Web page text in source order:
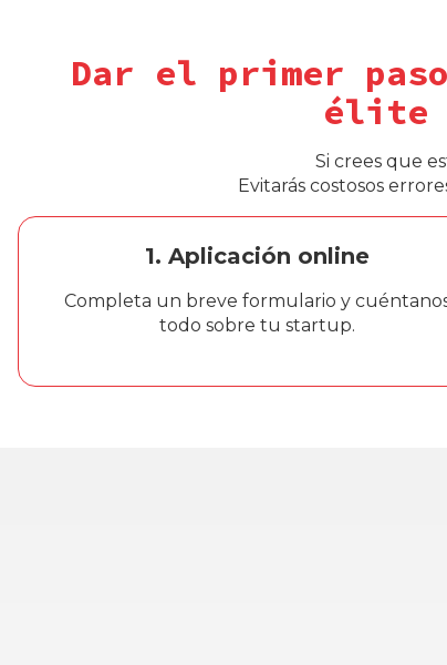
Dar el primer
élite
Si crees que
Evitarás costosos
1. Aplicación online
Completa un breve formulario y
todo sobre tu startup.